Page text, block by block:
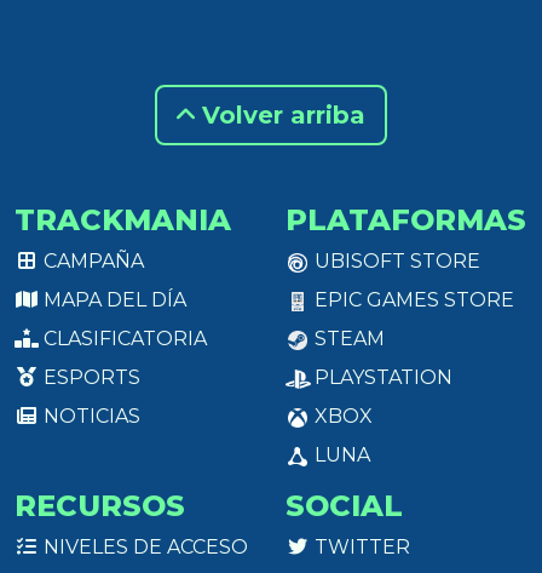
Volver arriba
TRACKMANIA
CAMPAÑA
MAPA DEL DÍA
CLASIFICATORIA
ESPORTS
NOTICIAS
PLATAFORMAS
UBISOFT STORE
EPIC GAMES STORE
STEAM
PLAYSTATION
XBOX
LUNA
RECURSOS
NIVELES DE ACCESO
SOCIAL
TWITTER